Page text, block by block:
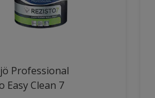
Professional
Easy Clean 7